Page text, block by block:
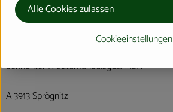
Sonnentor Kräuterhandelsges. mbH
A 3913 Sprögnitz
Cookieeinstellungen
Alle Cookies zulassen